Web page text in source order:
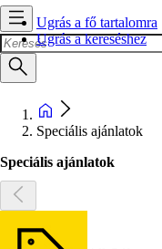
Ugrás a fő tartalomra
Ugrás a kereséshez
Speciális ajánlatok
Speciális ajánlatok